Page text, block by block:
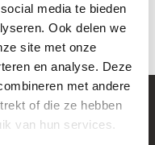
media te bieden
Ook delen we
site met onze
en analyse. Deze
met andere
of die ze hebben
van hun services.
BE